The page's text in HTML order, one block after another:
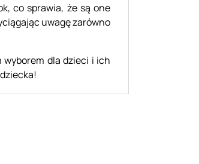
co sprawia, że są one
uwagę zarówno
dla dzieci i ich